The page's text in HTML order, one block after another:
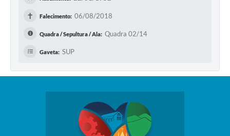
✝ Falecimento: 06/08/2018
Quadra / Sepultura / Ala: Quadra 02/14
Gaveta: SUP